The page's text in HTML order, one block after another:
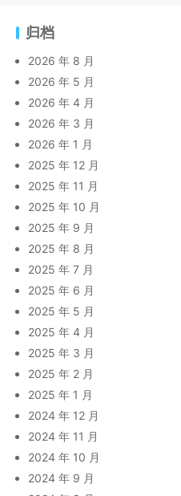
归档
2026 年 8 月
2026 年 5 月
2026 年 4 月
2026 年 3 月
2026 年 1 月
2025 年 12 月
2025 年 11 月
2025 年 10 月
2025 年 9 月
2025 年 8 月
2025 年 7 月
2025 年 6 月
2025 年 5 月
2025 年 4 月
2025 年 3 月
2025 年 2 月
2025 年 1 月
2024 年 12 月
2024 年 11 月
2024 年 10 月
2024 年 9 月